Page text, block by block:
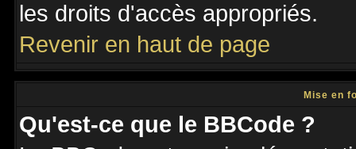
les droits d'accès appropriés.
Revenir en haut de page
Mise en
Qu'est-ce que le BBCode ?